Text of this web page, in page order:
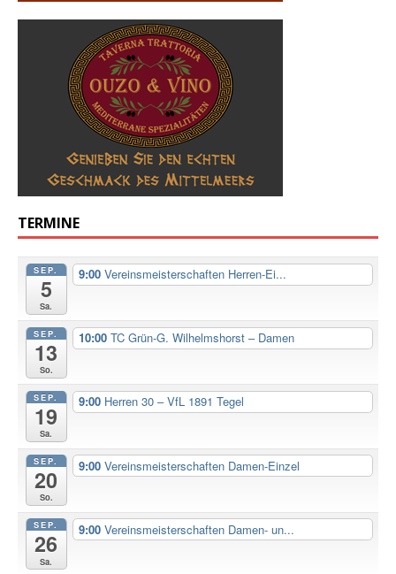
TERMINE
SEP.
5
Sa.
9:00 Vereinsmeisterschaften Herren-Ei...
SEP.
13
So.
10:00 TC Grün-G. Wilhelmshorst – Damen
SEP.
19
Sa.
9:00 Herren 30 – VfL 1891 Tegel
SEP.
20
So.
9:00 Vereinsmeisterschaften Damen-Einzel
SEP.
26
Sa.
9:00 Vereinsmeisterschaften Damen- un...